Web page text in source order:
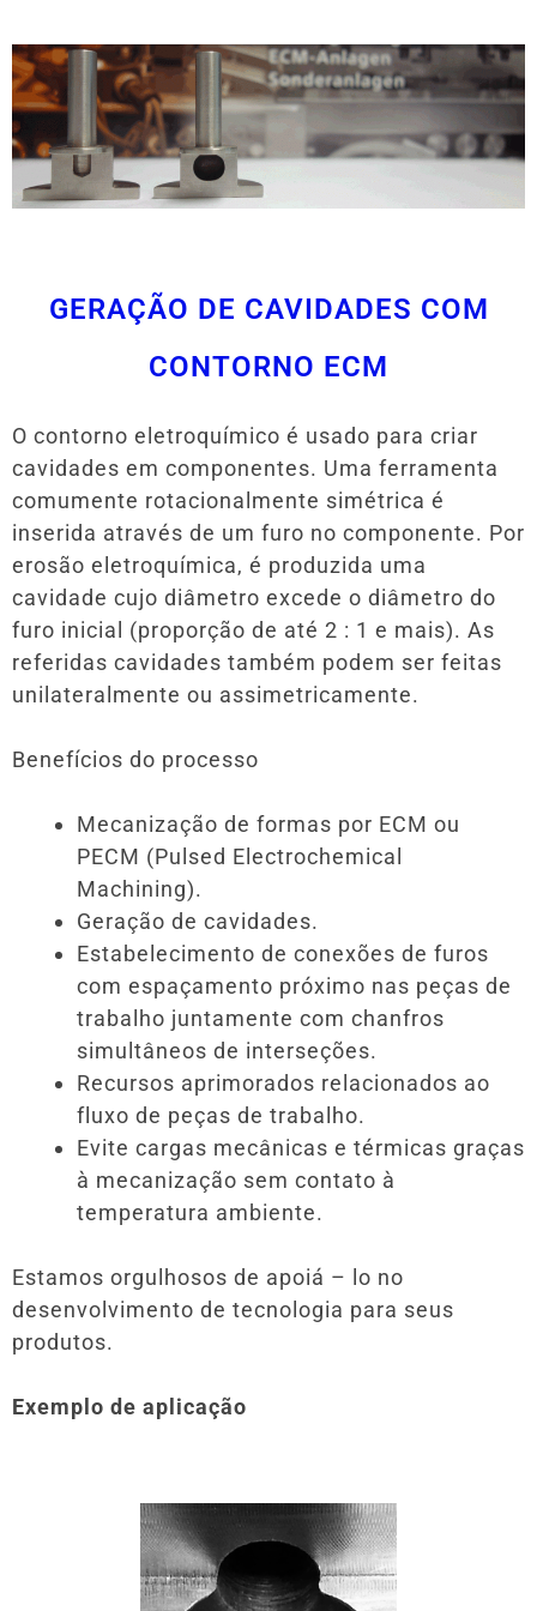
GERAÇÃO DE CAVIDADES COM
CONTORNO ECM
O contorno eletroquímico é usado para criar
cavidades em componentes. Uma ferramenta
comumente rotacionalmente simétrica é
inserida através de um furo no componente. Por
erosão eletroquímica, é produzida uma
cavidade cujo diâmetro excede o diâmetro do
furo inicial (proporção de até 2 : 1 e mais). As
referidas cavidades também podem ser feitas
unilateralmente ou assimetricamente.
Benefícios do processo
Mecanização de formas por ECM ou
PECM (Pulsed Electrochemical
Machining).
Geração de cavidades.
Estabelecimento de conexões de furos
com espaçamento próximo nas peças de
trabalho juntamente com chanfros
simultâneos de interseções.
Recursos aprimorados relacionados ao
fluxo de peças de trabalho.
Evite cargas mecânicas e térmicas graças
à mecanização sem contato à
temperatura ambiente.
Estamos orgulhosos de apoiá – lo no
desenvolvimento de tecnologia para seus
produtos.
Exemplo de aplicação